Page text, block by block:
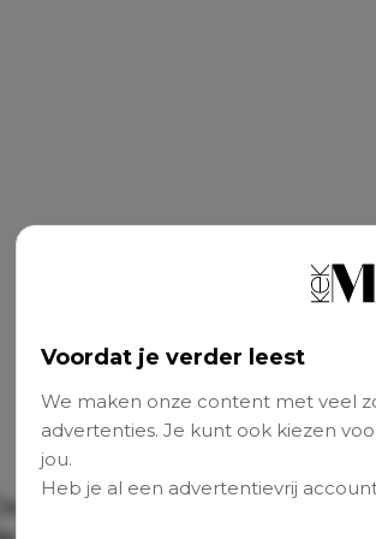
Voordat je verder leest
We maken onze content met veel
advertenties. Je kunt ook kiezen
jou.
Heb je al een advertentievrij
De 43-jarige balletdanseres laat